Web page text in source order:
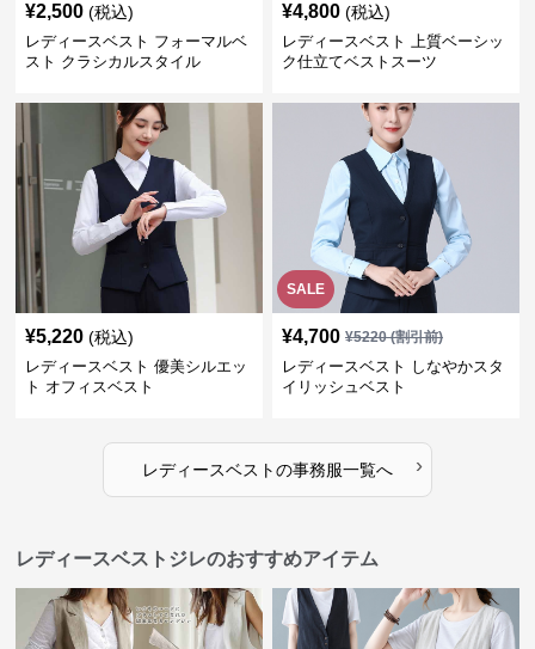
¥2,500 (税込)
レディースベスト フォーマルベ
スト クラシカルスタイル
¥4,800 (税込)
レディースベスト 上質ベーシッ
ク仕立てベストスーツ
¥5,220 (税込)
レディースベスト 優美シルエッ
ト オフィスベスト
SALE
¥4,700 ¥5220(割引前)
レディースベスト しなやかスタ
イリッシュベスト
レディースベストの事務服一覧へ ›
レディースベストジレのおすすめアイテム